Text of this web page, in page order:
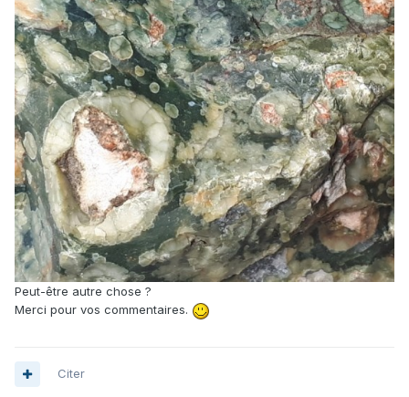
Peut-être autre chose ?
Merci pour vos commentaires.
Citer